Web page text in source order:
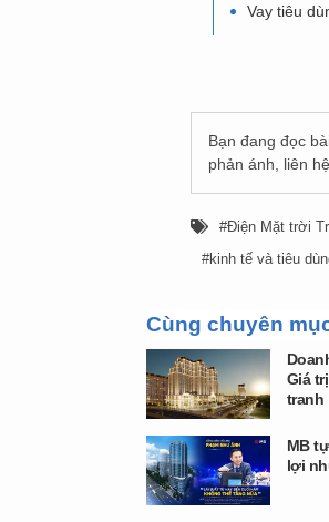
Vay tiêu
Bạn đang đọc
phản ánh, liên
Điện Mặt trời
kinh tế và tiêu
Cùng chuyên
Giá
tranh
MB
lợi